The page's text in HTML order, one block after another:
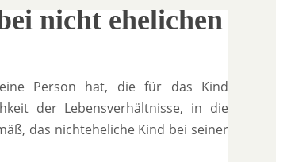
nicht ehelichen
Person hat, die für das Kind
der Lebensverhältnisse, in die
das nichteheliche Kind bei seiner